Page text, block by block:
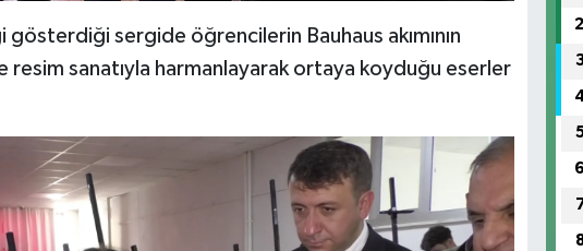
sergide öğrencilerin Bauhaus akımının
resim sanatıyla harmanlayarak ortaya koyduğu eserler
2
6